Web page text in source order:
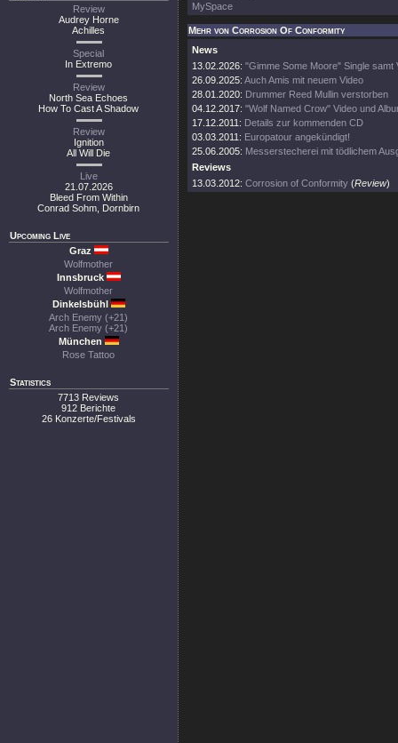
Review
Audrey Horne
Achilles
Special
In Extremo
Review
North Sea Echoes
How To Cast A Shadow
Review
Ignition
All Will Die
Live
21.07.2026
Bleed From Within
Conrad Sohm, Dornbirn
Upcoming Live
Graz
Wolfmother
Innsbruck
Wolfmother
Dinkelsbühl
Arch Enemy (+21)
Arch Enemy (+21)
München
Rose Tattoo
Statistics
7713 Reviews
912 Berichte
26 Konzerte/Festivals
MySpace
Mehr von Corrosion Of Conformity
News
13.02.2026: "Gimme Some Moore" Single samt
26.09.2025: Auch Amis mit neuem Video
28.01.2020: Drummer Reed Mullin verstorben
04.12.2017: "Wolf Named Crow" Video und
17.12.2011: Details zur kommenden CD
03.03.2011: Europatour angekündigt!
25.06.2005: Messerstecherei mit tödlichem
Reviews
13.03.2012: Corrosion of Conformity (Review)